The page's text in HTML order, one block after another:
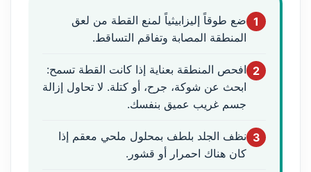
1 ضع طوقاً إليزابيثياً لمنع القطة من لعق
المنطقة المصابة وتفاقم التساقط.
2 افحص المنطقة بعناية إذا كانت القطة تسمح:
ابحث عن شوكة، جرح، أو كتلة. لا تحاول إزالة
جسم غريب عميق بنفسك.
3 نظف الجلد بلطف بمحلول ملحي معقم إذا
كان هناك احمرار أو قشور.